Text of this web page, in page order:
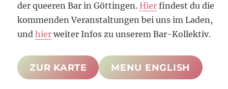
der queeren Bar in Göttingen.Hier findest du die
kommenden Veranstaltungen bei uns im Laden,
undhier weiter Infos zu unserem Bar-Kollektiv.
ZUR KARTE MENU ENGLISH